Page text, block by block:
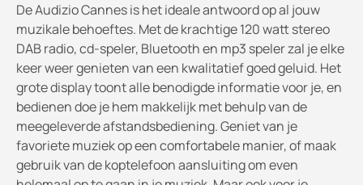
De Audizio Cannes is het ideale antwoord op al jouw
muzikale behoeftes. Met de krachtige 120 watt stereo
DAB radio, cd-speler, Bluetooth en mp3 speler zal je elke
keer weer genieten van een kwalitatief goed geluid. Het
grote display toont alle benodigde informatie voor je, en
bedienen doe je hem makkelijk met behulp van de
meegeleverde afstandsbediening. Geniet van je
favoriete muziek op een comfortabele manier, of maak
gebruik van de koptelefoon aansluiting om even